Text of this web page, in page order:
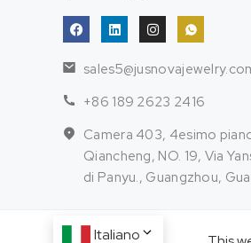
+86 189 2623 2416
Camera 403, 4esimo
Qiancheng, NO. 19, Via
di Panyu., Guangzhou,
Italiano